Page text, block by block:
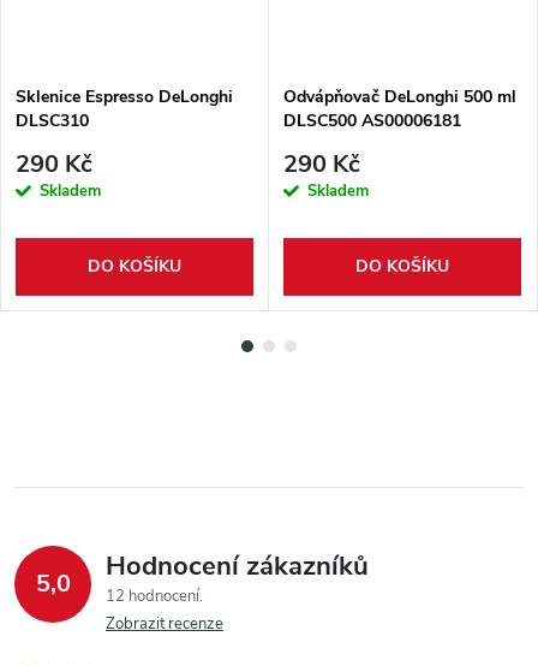
Sklenice Espresso DeLonghi
DLSC310
290 Kč
Skladem
DO KOŠÍKU
Odvápňovač DeLonghi 500 ml
DLSC500 AS00006181
290 Kč
Skladem
DO KOŠÍKU
5,0 Hodnocení zákazníků
12 hodnocení
Zobrazit recenze